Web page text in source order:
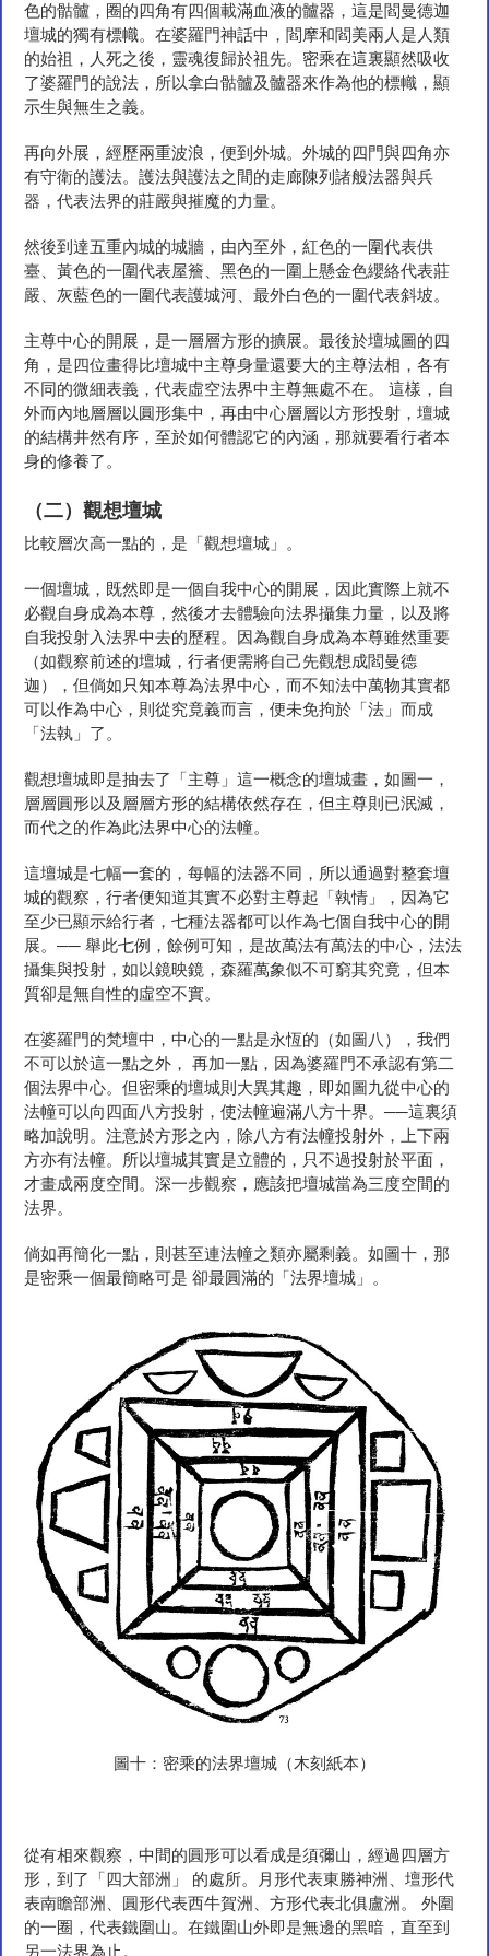
色的骷髗，圈的四角有四個載滿血液的髗器，這是閻曼德迦
壇城的獨有標幟。在婆羅門神話中，閻摩和閻美兩人是人類
的始祖，人死之後，靈魂復歸於祖先。密乘在這裏顯然吸收
了婆羅門的說法，所以拿白骷髗及髗器來作為他的標幟，顯
示生與無生之義。
再向外展，經歷兩重波浪，便到外城。外城的四門與四角亦
有守衛的護法。護法與護法之間的走廊陳列諸般法器與兵
器，代表法界的莊嚴與摧魔的力量。
然後到達五重內城的城牆，由內至外，紅色的一圍代表供
臺、黃色的一圍代表屋簷、黑色的一圍上懸金色纓絡代表莊
嚴、灰藍色的一圍代表護城河、最外白色的一圍代表斜坡。
主尊中心的開展，是一層層方形的擴展。最後於壇城圖的四
角，是四位畫得比壇城中主尊身量還要大的主尊法相，各有
不同的微細表義，代表虛空法界中主尊無處不在。 這樣，自
外而內地層層以圓形集中，再由中心層層以方形投射，壇城
的結構井然有序，至於如何體認它的內涵，那就要看行者本
身的修養了。
（二）觀想壇城
比較層次高一點的，是「觀想壇城」。
一個壇城，既然即是一個自我中心的開展，因此實際上就不
必觀自身成為本尊，然後才去體驗向法界攝集力量，以及將
自我投射入法界中去的歷程。因為觀自身成為本尊雖然重要
（如觀察前述的壇城，行者便需將自己先觀想成閻曼德
迦），但倘如只知本尊為法界中心，而不知法中萬物其實都
可以作為中心，則從究竟義而言，便未免拘於「法」而成
「法執」了。
觀想壇城即是抽去了「主尊」這一概念的壇城畫，如圖一，
層層圓形以及層層方形的結構依然存在，但主尊則已泯滅，
而代之的作為此法界中心的法幢。
這壇城是七幅一套的，每幅的法器不同，所以通過對整套壇
城的觀察，行者便知道其實不必對主尊起「執情」，因為它
至少已顯示給行者，七種法器都可以作為七個自我中心的開
展。── 舉此七例，餘例可知，是故萬法有萬法的中心，法法
攝集與投射，如以鏡映鏡，森羅萬象似不可窮其究竟，但本
質卻是無自性的虛空不實。
在婆羅門的梵壇中，中心的一點是永恆的（如圖八），我們
不可以於這一點之外， 再加一點，因為婆羅門不承認有第二
個法界中心。但密乘的壇城則大異其趣，即如圖九從中心的
法幢可以向四面八方投射，使法幢遍滿八方十界。──這裏須
略加說明。注意於方形之內，除八方有法幢投射外，上下兩
方亦有法幢。所以壇城其實是立體的，只不過投射於平面，
才畫成兩度空間。深一步觀察，應該把壇城當為三度空間的
法界。
倘如再簡化一點，則甚至連法幢之類亦屬剩義。如圖十，那
是密乘一個最簡略可是 卻最圓滿的「法界壇城」。
圖十：密乘的法界壇城（木刻紙本）
從有相來觀察，中間的圓形可以看成是須彌山，經過四層方
形，到了「四大部洲」 的處所。月形代表東勝神洲、壇形代
表南瞻部洲、圓形代表西牛賀洲、方形代表北俱盧洲。 外圍
的一圈，代表鐵圍山。在鐵圍山外即是無邊的黑暗，直至到